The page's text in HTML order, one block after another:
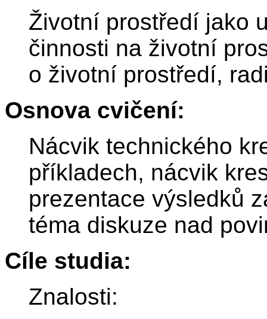
Životní prostředí jako
činnosti na životní
o životní prostředí,
Osnova cvičení:
Nácvik technického
příkladech, nácvik
prezentace výsledků
téma diskuze nad
Cíle studia:
Znalosti: